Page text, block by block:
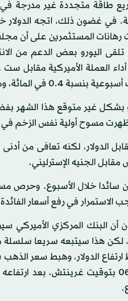
1 في المائة و3,9 في المائة. في
المستثمرين على أن
تلقى اليورو بعض الدعم من
له منذ أواخر فبراير (شباط).
بشكل غير متوقع هذا
مسوح أولية نفس الزخم في
سائدا خلال الأسبوع. وحرص
في رفع أسعار
أن البنك المركزي الأميركي
لكن هذا سيتبعه سريعا
دولار للأوقية (الأونصة) بحلول الساعة